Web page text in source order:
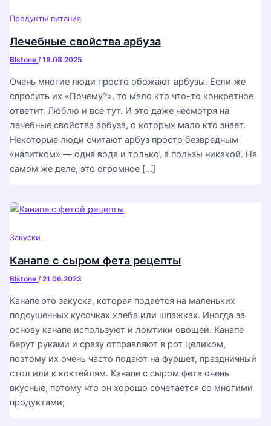
Продукты питания
Лечебные свойства арбуза
Blstone /18.08.2025
Очень многие люди просто обожают арбузы. Если же
спросить их «Почему?», то мало кто что-то конкретное
ответит. Люблю и все тут. И это даже несмотря на
лечебные свойства арбуза, о которых мало кто знает.
Некоторые люди считают арбуз просто безвредным
«напитком» — одна вода и только, а пользы никакой. На
самом же деле, это огромное […]
Закуски
Канапе с сыром фета рецепты
Blstone /21.06.2023
Канапе это закуска, которая подается на маленьких
подсушенных кусочках хлеба или шпажках. Иногда за
основу канапе используют и ломтики овощей. Канапе
берут руками и сразу отправляют в рот целиком,
поэтому их очень часто подают на фуршет, праздничный
стол или к коктейлям. Канапе с сыром фета очень
вкусные, потому что он хорошо сочетается со многими
продуктами;